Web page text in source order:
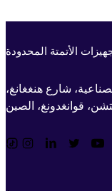
الأتمتة المحدودة
شارع هنغغانغ،
قوانغدونغ، الصين